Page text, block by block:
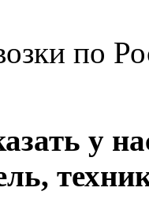
по
у